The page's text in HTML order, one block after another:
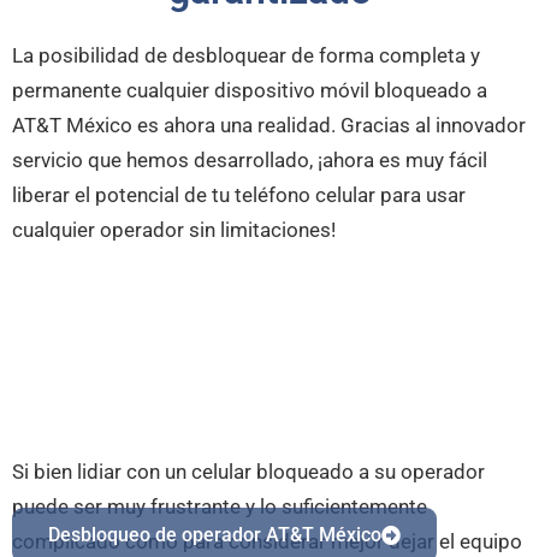
La posibilidad de desbloquear de forma completa y
permanente cualquier dispositivo móvil bloqueado a
AT&T México es ahora una realidad. Gracias al innovador
servicio que hemos desarrollado, ¡ahora es muy fácil
liberar el potencial de tu teléfono celular para usar
cualquier operador sin limitaciones!
Desbloqueo de operador AT&T México
Si bien lidiar con un celular bloqueado a su operador
puede ser muy frustrante y lo suficientemente
complicado como para considerar mejor dejar el equipo